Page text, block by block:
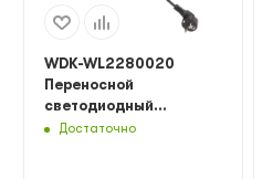
WDK-WL2280020
Переносной
светодиодный
светильник, 220 В,
Достаточно